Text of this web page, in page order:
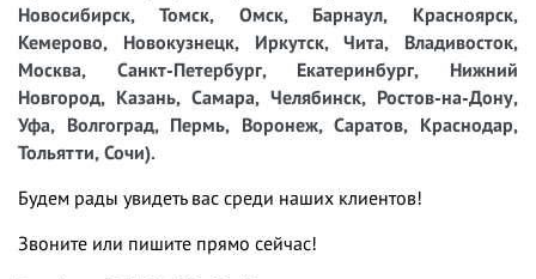
Новосибирск, Томск, Омск, Барнаул, Красноярск,
Кемерово, Новокузнецк, Иркутск, Чита, Владивосток,
Москва, Санкт-Петербург, Екатеринбург, Нижний
Новгород, Казань, Самара, Челябинск, Ростов-на-Дону,
Уфа, Волгоград, Пермь, Воронеж, Саратов, Краснодар,
Тольятти, Сочи).
Будем рады увидеть вас среди наших клиентов!
Звоните или пишите прямо сейчас!